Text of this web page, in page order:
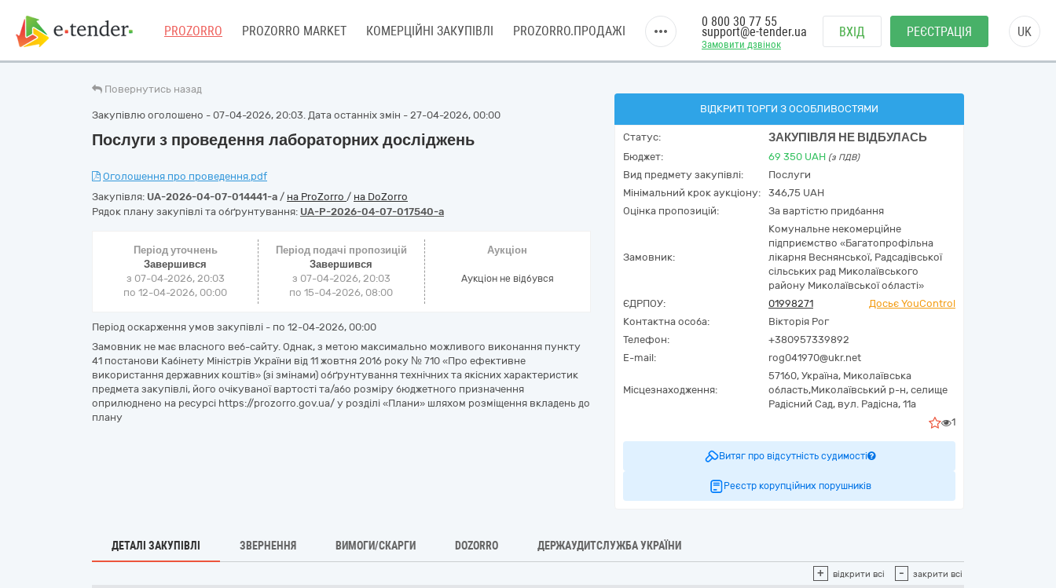
PROZORRO PROZORRO MARKET КОМЕРЦІЙНІ ЗАКУПІВЛІ PROZORRO.ПРОДАЖІ
Замовити дзвінок
0 800 30 77 55
support@e-tender.ua ВХІД РЕЄСТРАЦІЯ UK
Повернутись назад
Закупівлю оголошено - 07-04-2026, 20:03. Дата останніх змін - 27-04-2026, 00:00
Послуги з проведення лабораторних досліджень
Оголошення про проведення.pdf
Закупівля: UA-2026-04-07-014441-a / на ProZorro / на DoZorro
Рядок плану закупівлі та обґрунтування: UA-P-2026-04-07-017540-a
Період уточнень
Завершився
з 07-04-2026, 20:03
по 12-04-2026, 00:00
Період подачі пропозицій
Завершився
з 07-04-2026, 20:03
по 15-04-2026, 08:00
Аукціон
Аукціон не відбувся
Період оскарження умов закупівлі - по 12-04-2026, 00:00
Замовник не має власного веб-сайту. Однак, з метою максимально можливого виконання пункту
41 постанови Кабінету Міністрів України від 11 жовтня 2016 року № 710 «Про ефективне
використання державних коштів» (зі змінами) обґрунтування технічних та якісних характеристик
предмета закупівлі, його очікуваної вартості та/або розміру бюджетного призначення
оприлюднено на ресурсі https://prozorro.gov.ua/ у розділі «Плани» шляхом розміщення вкладень до
плану
ВІДКРИТІ ТОРГИ З ОСОБЛИВОСТЯМИ
Статус: ЗАКУПІВЛЯ НЕ ВІДБУЛАСЬ
Бюджет: 69 350 UAH (з ПДВ)
Вид предмету закупівлі:
Послуги
Мінімальний крок аукціону:
346,75 UAH
Оцінка пропозицій:
За вартістю придбання
Замовник:
Комунальне некомерційне
підприємство «Багатопрофільна
лікарня Веснянської, Радсадівської
сільських рад Миколаївського
району Миколаївської області»
ЄДРПОУ:
01998271
Досьє YouControl
Контактна особа:
Вікторія Рог
Телефон:
+380957339892
E-mail:
rog041970@ukr.net
Місцезнаходження:
57160, Україна, Миколаївська
область,Миколаївський р-н, селище
Радісний Сад, вул. Радісна, 11а
1
Витяг про відсутність судимості
Реєстр корупційних порушників
ДЕТАЛІ ЗАКУПІВЛІ ЗВЕРНЕННЯ ВИМОГИ/СКАРГИ DOZORRO ДЕРЖАУДИТСЛУЖБА УКРАЇНИ
+ відкрити всі - закрити всі